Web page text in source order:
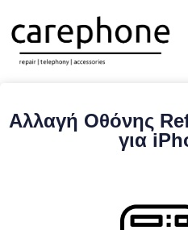
Αλλαγή Οθόνης
για